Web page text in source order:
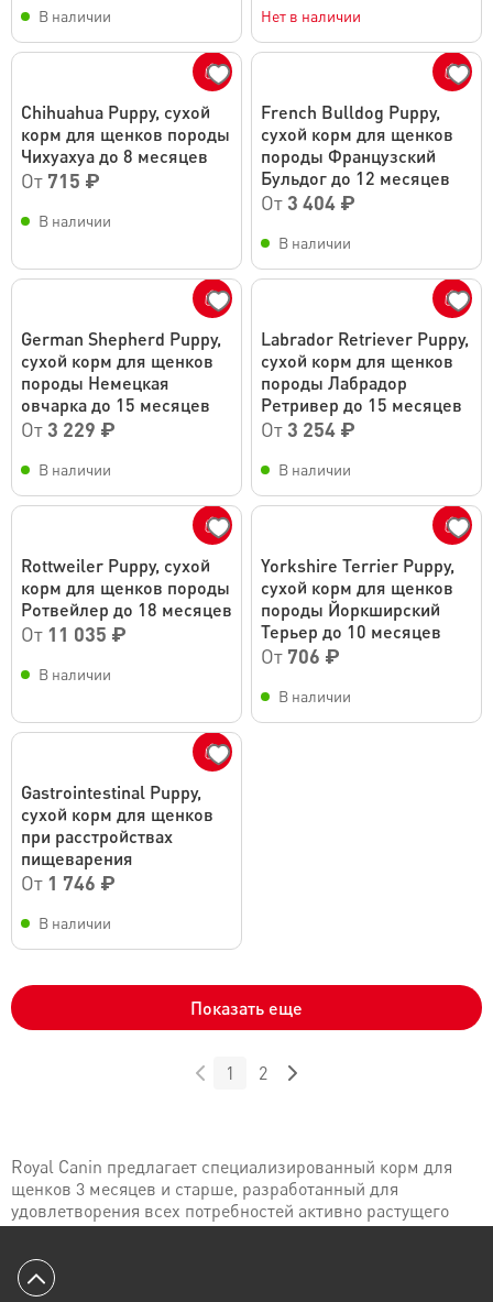
В наличии Нет в наличии
Chihuahua Puppy, сухой
корм для щенков породы
Чихуахуа до 8 месяцев
От 715 ₽
В наличии
French Bulldog Puppy,
сухой корм для щенков
породы Французский
Бульдог до 12 месяцев
От 3 404 ₽
В наличии
German Shepherd Puppy,
сухой корм для щенков
породы Немецкая
овчарка до 15 месяцев
От 3 229 ₽
В наличии
Labrador Retriever Puppy,
сухой корм для щенков
породы Лабрадор
Ретривер до 15 месяцев
От 3 254 ₽
В наличии
Rottweiler Puppy, сухой
корм для щенков породы
Ротвейлер до 18 месяцев
От 11 035 ₽
В наличии
Yorkshire Terrier Puppy,
сухой корм для щенков
породы Йоркширский
Терьер до 10 месяцев
От 706 ₽
В наличии
Gastrointestinal Puppy,
сухой корм для щенков
при расстройствах
пищеварения
От 1 746 ₽
В наличии
Показать еще
1 2
Royal Canin предлагает специализированный корм для
щенков 3 месяцев и старше, разработанный для
удовлетворения всех потребностей активно растущего
организма. Рацион содержит все необходимые
питательные элементы, в том числе витамины и
минералы для здорового формирования вашего питомца:
Вернуться к началу